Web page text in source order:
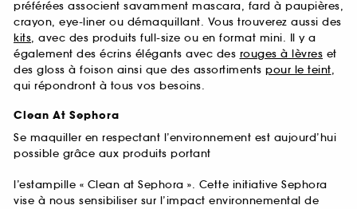
préférées associent savamment mascara, fard à paupières,
crayon, eye-liner ou démaquillant. Vous trouverez aussi des
kits, avec des produits full-size ou en format mini. Il y a
également des écrins élégants avec des rouges à lèvres et
des gloss à foison ainsi que des assortiments pour le teint,
qui répondront à tous vos besoins.
Clean At Sephora
Se maquiller en respectant l’environnement est aujourd’hui
possible grâce aux produits portant
l’estampille « Clean at Sephora ». Cette initiative Sephora
vise à nous sensibiliser sur l’impact environnemental de